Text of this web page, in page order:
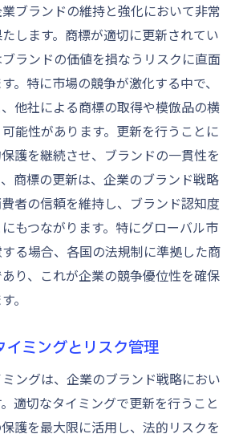
ソフトウェアの選び方と導入のメ
ェアを活用した更新スケジュール
ソフトウェアによるデータベース
セス自動化の効果と導入事例
ソフトウェアで情報収集を効率化
ェアで実現する商標更新の未来
を追って商標更新を成功させる秘
最新動向を把握するための情報源
動向を反映した戦略的な更新計画
連携した商標更新の手続き
向を踏まえた商標更新のケースス
ブランドの維持と強化において非常
します。商標が適切に更新されてい
ランドの価値を損なうリスクに直面
。特に市場の競争が激化する中で、
他社による商標の取得や模倣品の横
能性があります。更新を行うことに
護を継続させ、ブランドの一貫性を
商標の更新は、企業のブランド戦略
者の信頼を維持し、ブランド認知度
もつながります。特にグローバル市
る場合、各国の法規制に準拠した商
り、これが企業の競争優位性を確保
。
イミングとリスク管理
ングは、企業のブランド戦略におい
適切なタイミングで更新を行うこと
護を最大限に活用し、法的リスクを